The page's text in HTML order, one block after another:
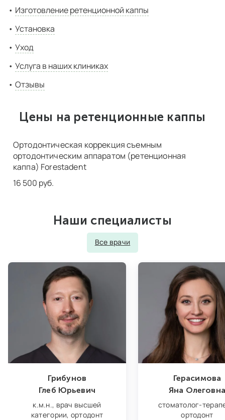
Изготовление ретенционной каппы
Установка
Уход
Услуга в наших клиниках
Отзывы
Цены на ретенционные каппы
Ортодонтическая коррекция съемным
ортодонтическим аппаратом (ретенционная
каппа) Forestadent
16 500 руб.
Наши специалисты
Все врачи
Грибунов
Глеб Юрьевич
к.м.н., врач высшей
категории, ортодонт
Герасимова
Яна Олеговна
стоматолог-
ортодонт